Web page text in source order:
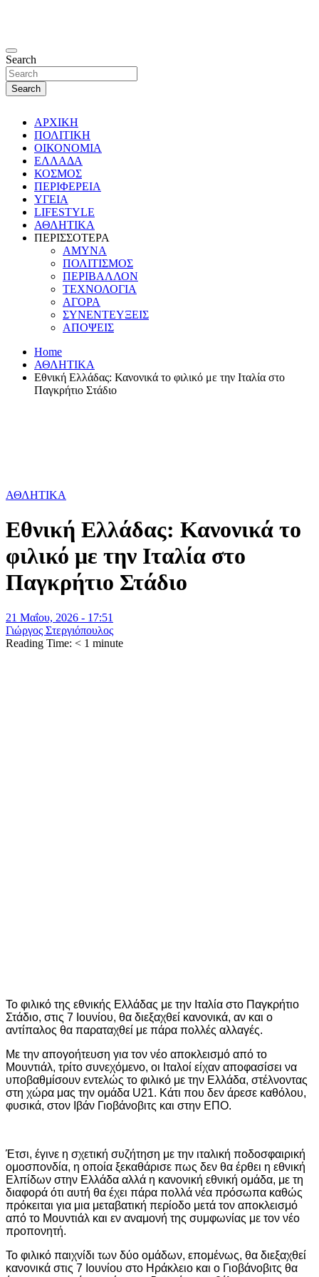
Search
Search
ΑΡΧΙΚΗ
ΠΟΛΙΤΙΚΗ
ΟΙΚΟΝΟΜΙΑ
ΕΛΛΑΔΑ
ΚΟΣΜΟΣ
ΠΕΡΙΦΕΡΕΙΑ
ΥΓΕΙΑ
LIFESTYLE
ΑΘΛΗΤΙΚΑ
ΠΕΡΙΣΣΟΤΕΡΑ
ΑΜΥΝΑ
ΠΟΛΙΤΙΣΜΟΣ
ΠΕΡΙΒΑΛΛΟΝ
ΤΕΧΝΟΛΟΓΙΑ
ΑΓΟΡΑ
ΣΥΝΕΝΤΕΥΞΕΙΣ
ΑΠΟΨΕΙΣ
Home
ΑΘΛΗΤΙΚΑ
Εθνική Ελλάδας: Κανονικά το φιλικό με την Ιταλία στο
Παγκρήτιο Στάδιο
ΑΘΛΗΤΙΚΑ
Εθνική Ελλάδας: Κανονικά το
φιλικό με την Ιταλία στο
Παγκρήτιο Στάδιο
21 Μαΐου, 2026 - 17:51
Γιώργος Στεργιόπουλος
Reading Time: < 1 minute
Το φιλικό της εθνικής Ελλάδας με την Ιταλία στο Παγκρήτιο
Στάδιο, στις 7 Ιουνίου, θα διεξαχθεί κανονικά, αν και ο
αντίπαλος θα παραταχθεί με πάρα πολλές αλλαγές.
Με την απογοήτευση για τον νέο αποκλεισμό από το
Μουντιάλ, τρίτο συνεχόμενο, οι Ιταλοί είχαν αποφασίσει να
υποβαθμίσουν εντελώς το φιλικό με την Ελλάδα, στέλνοντας
στη χώρα μας την ομάδα U21. Κάτι που δεν άρεσε καθόλου,
φυσικά, στον Ιβάν Γιοβάνοβιτς και στην ΕΠΟ.
Έτσι, έγινε η σχετική συζήτηση με την ιταλική ποδοσφαιρική
ομοσπονδία, η οποία ξεκαθάρισε πως δεν θα έρθει η εθνική
Ελπίδων στην Ελλάδα αλλά η κανονική εθνική ομάδα, με τη
διαφορά ότι αυτή θα έχει πάρα πολλά νέα πρόσωπα καθώς
πρόκειται για μια μεταβατική περίοδο μετά τον αποκλεισμό
από το Μουντιάλ και εν αναμονή της συμφωνίας με τον νέο
προπονητή.
Το φιλικό παιχνίδι των δύο ομάδων, επομένως, θα διεξαχθεί
κανονικά στις 7 Ιουνίου στο Ηράκλειο και ο Γιοβάνοβιτς θα